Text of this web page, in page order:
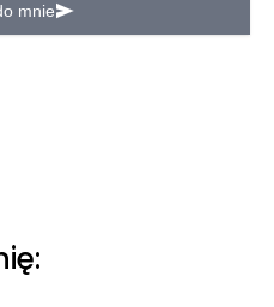
mnie